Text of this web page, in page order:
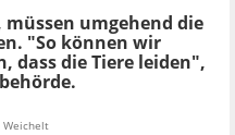
umgehend die
"So können wir
dass die Tiere leiden",
Weichelt